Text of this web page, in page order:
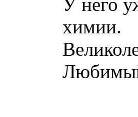
химии.